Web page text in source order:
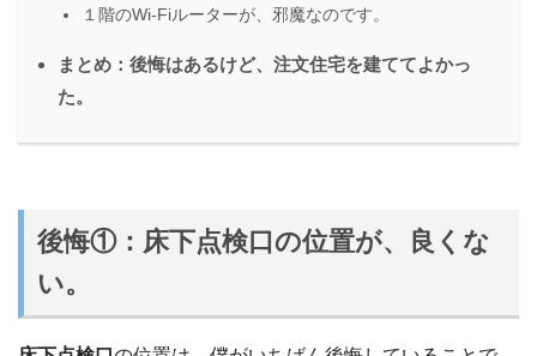
１階のWi-Fiルーターが、邪魔なのです。
まとめ：後悔はあるけど、注文住宅を建ててよかっ
た。
後悔①： 床下点検口の位置が、良くな
い。